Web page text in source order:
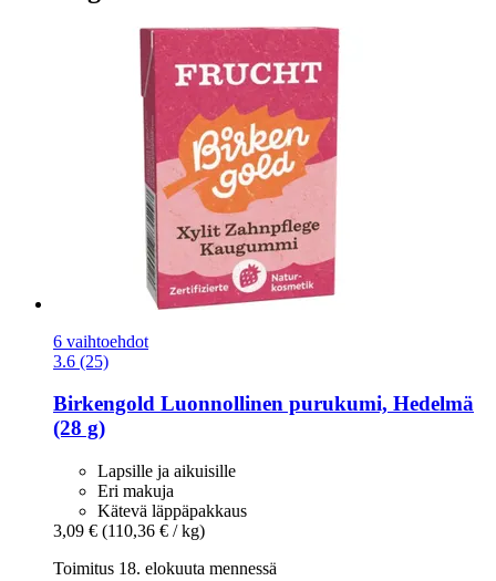
6 vaihtoehdot
3.6 (25)
Birkengold Luonnollinen purukumi, Hedelmä
(28 g)
Lapsille ja aikuisille
Eri makuja
Kätevä läppäpakkaus
3,09 € (110,36 € / kg)
Toimitus 18. elokuuta mennessä